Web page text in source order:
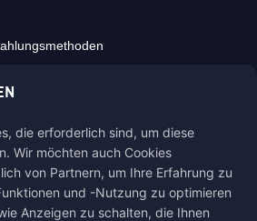
Sie uns bitte, indem Sie auf
mit uns in Kontakt zu treten.
die erforderlich sind, um diese
Wir möchten auch Cookies
von Partnern, um Ihre Erfahrung zu
und -Nutzung zu optimieren
Anzeigen zu schalten, die Ihnen